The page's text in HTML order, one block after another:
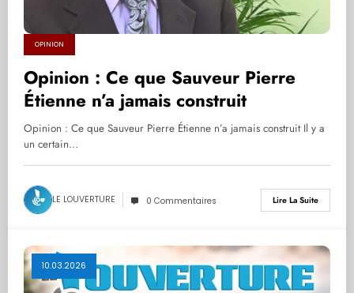
OPINION
Opinion : Ce que Sauveur Pierre
Étienne n’a jamais construit
Opinion : Ce que Sauveur Pierre Étienne n’a jamais construit Il y a
un certain…
LE LOUVERTURE 0 Commentaires Lire La Suite
10.03.2026